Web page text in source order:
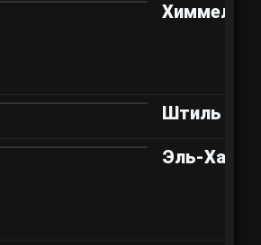
Штиль
Эль-